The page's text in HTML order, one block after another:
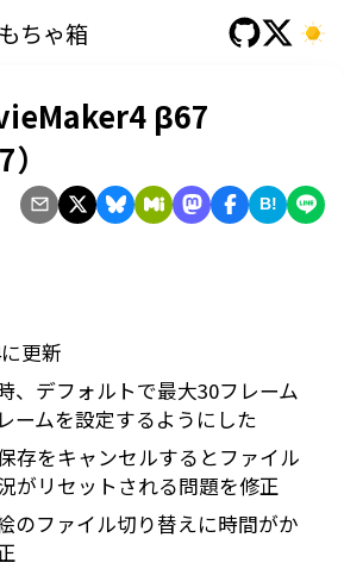
ちゃ箱
β67
B!
更新
、デフォルトで最大30フレーム
ームを設定するようにした
存をキャンセルするとファイル
がリセットされる問題を修正
のファイル切り替えに時間がか